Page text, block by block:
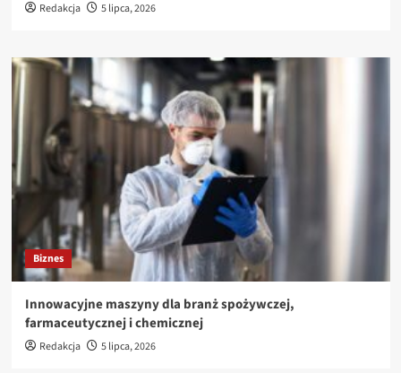
Redakcja 5 lipca, 2026
Biznes
Innowacyjne maszyny dla branż spożywczej,
farmaceutycznej i chemicznej
Redakcja 5 lipca, 2026